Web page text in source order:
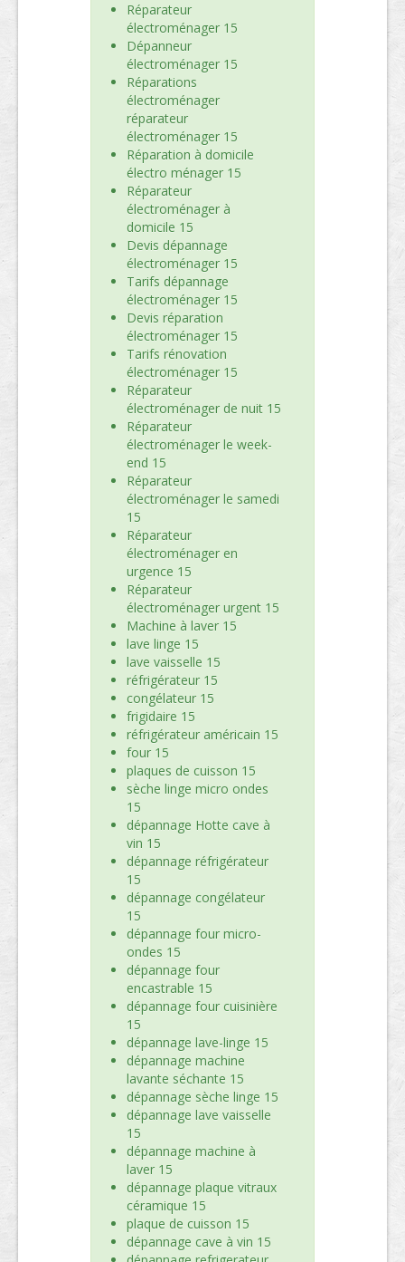
Réparateur
électroménager 15
Dépanneur
électroménager 15
Réparations
électroménager
réparateur
électroménager 15
Réparation à domicile
électro ménager 15
Réparateur
électroménager à
domicile 15
Devis dépannage
électroménager 15
Tarifs dépannage
électroménager 15
Devis réparation
électroménager 15
Tarifs rénovation
électroménager 15
Réparateur
électroménager de nuit 15
Réparateur
électroménager le week-
end 15
Réparateur
électroménager le samedi
15
Réparateur
électroménager en
urgence 15
Réparateur
électroménager urgent 15
Machine à laver 15
lave linge 15
lave vaisselle 15
réfrigérateur 15
congélateur 15
frigidaire 15
réfrigérateur américain 15
four 15
plaques de cuisson 15
sèche linge micro ondes
15
dépannage Hotte cave à
vin 15
dépannage réfrigérateur
15
dépannage congélateur
15
dépannage four micro-
ondes 15
dépannage four
encastrable 15
dépannage four cuisinière
15
dépannage lave-linge 15
dépannage machine
lavante séchante 15
dépannage sèche linge 15
dépannage lave vaisselle
15
dépannage machine à
laver 15
dépannage plaque vitraux
céramique 15
plaque de cuisson 15
dépannage cave à vin 15